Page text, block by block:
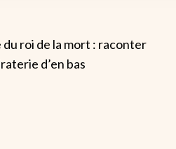
du roi de la mort : raconter
d’en bas